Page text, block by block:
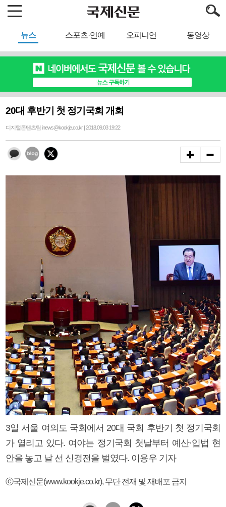
뉴스 스포츠·연예 오피니언 동영상
20대 후반기 첫 정기국회 개회
디지털콘텐츠팀 inews@kookje.co.kr | 2018.09.03 19:22
3일 서울 여의도 국회에서 20대 국회 후반기 첫 정기국회
가 열리고 있다. 여야는 정기국회 첫날부터 예산·입법 현
안을 놓고 날 선 신경전을 벌였다. 이용우 기자
ⓒ국제신문(www.kookje.co.kr), 무단 전재 및 재배포 금지